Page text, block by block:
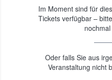
Im Moment sind für
Tickets verfügbar –
Oder falls Sie aus
Veranstaltung nicht